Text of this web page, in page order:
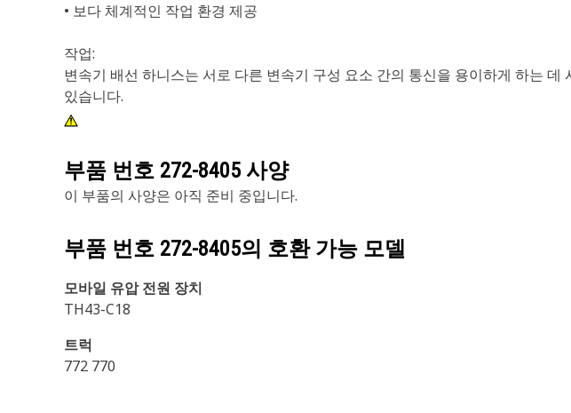
• 보다 체계적인 작업 환경 제공
작업:
변속기 배선 하니스는 서로 다른 변속기 구성 요소 간의 통신을 용이하게 하는
있습니다.
부품 번호 272-8405 사양
이 부품의 사양은 아직 준비 중입니다.
부품 번호 272-8405의 호환 가능 모델
모바일 유압 전원 장치
TH43-C18
트럭
772 770